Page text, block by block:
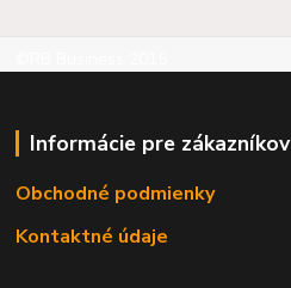
Informácie pre zákazníkov
Obchodné podmienky
Kontaktné údaje